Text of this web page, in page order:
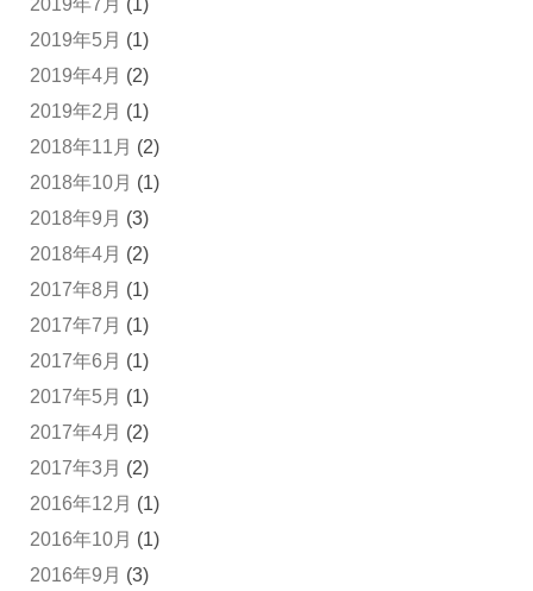
2019年5月 (1)
2019年4月 (2)
2019年2月 (1)
2018年11月 (2)
2018年10月 (1)
2018年9月 (3)
2018年4月 (2)
2017年8月 (1)
2017年7月 (1)
2017年6月 (1)
2017年5月 (1)
2017年4月 (2)
2017年3月 (2)
2016年12月 (1)
2016年10月 (1)
2016年9月 (3)